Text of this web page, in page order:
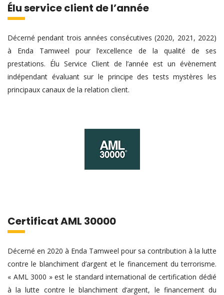
Élu service client de l’année
Décerné pendant trois années consécutives (2020, 2021, 2022)
à Enda Tamweel pour l’excellence de la qualité de ses
prestations. Élu Service Client de l’année est un évènement
indépendant évaluant sur le principe des tests mystères les
principaux canaux de la relation client.
Certificat AML 30000
Décerné en 2020 à Enda Tamweel pour sa contribution à la lutte
contre le blanchiment d’argent et le financement du terrorisme.
« AML 3000 » est le standard international de certification dédié
à la lutte contre le blanchiment d’argent, le financement du